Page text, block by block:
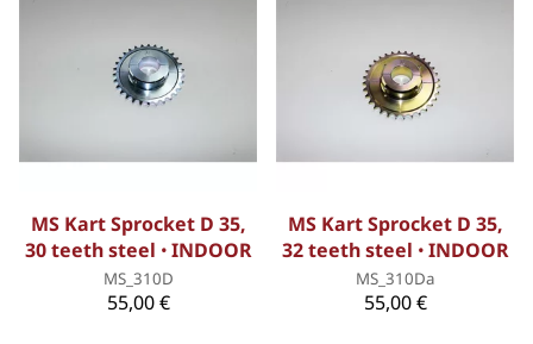
MS Kart Sprocket D 35,
30 teeth steel ꞏ INDOOR
MS_310D
55,00 €
MS Kart Sprocket D 35,
32 teeth steel ꞏ INDOOR
MS_310Da
55,00 €